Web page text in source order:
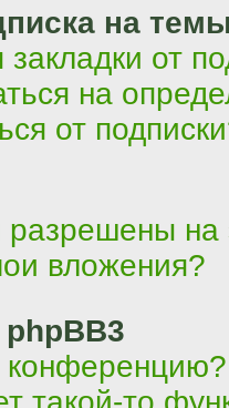
на
от
на
от
разрешены
вложения?
конференцию?